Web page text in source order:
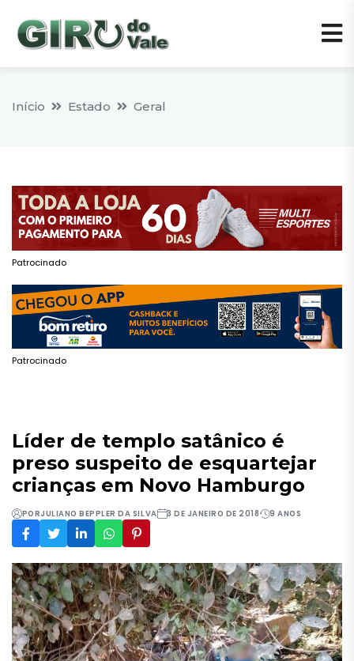
Início Estado Geral
Patrocinado
Patrocinado
Líder de templo satânico é
preso suspeito de esquartejar
crianças em Novo Hamburgo
PORJULIANO BEPPLER DA SILVA 3 DE JANEIRO DE 2018 9 ANOS